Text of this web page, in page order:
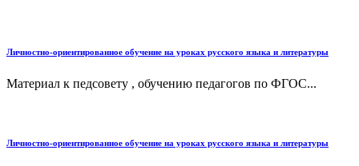
Личностно-ориентированное обучение на уроках русского языка и литературы
Материал к педсовету , обучению педагогов по ФГОС...
Личностно-ориентированное обучение на уроках русского языка и литературы